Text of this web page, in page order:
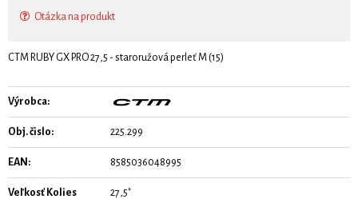
Otázka na produkt
CTM RUBY GX PRO 27,5 - staroružová perleť M (15)
Výrobca:
Obj. čislo: 225.299
EAN: 8585036048995
Veľkosť Kolies 27,5"